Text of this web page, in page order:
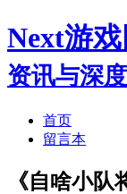
Next游
资讯与深
首页
留言本
《自啥小